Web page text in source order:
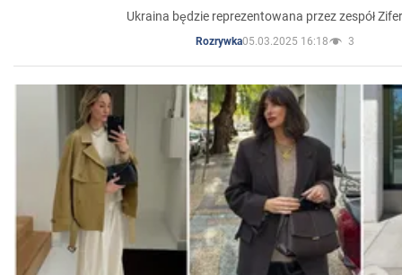
Ukraina będzie reprezentowana przez zespół
Rozrywka05.03.2025 16:18 3